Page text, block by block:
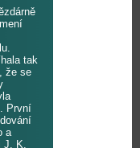
tak
že se
První
a
K.